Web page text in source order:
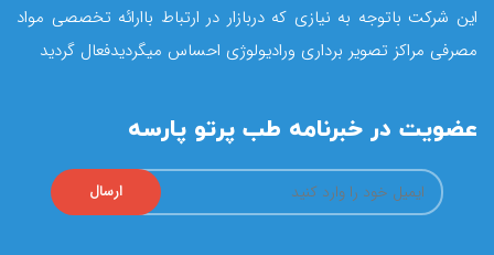
این شرکت باتوجه به نیازی که دربازار در ارتباط باارائه تخصصی مواد
مصرفی مراکز تصویر برداری ورادیولوژی احساس میگردیدفعال گردید
عضویت در خبرنامه طب پرتو پارسه